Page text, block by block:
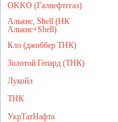
OKKO (Галнефтегаз)
Альянс, Shell (НК
Альянс+Shell)
Кло (джоббер ТНК)
Золотой Гепард (ТНК)
Лукойл
ТНК
УкрТатНафта